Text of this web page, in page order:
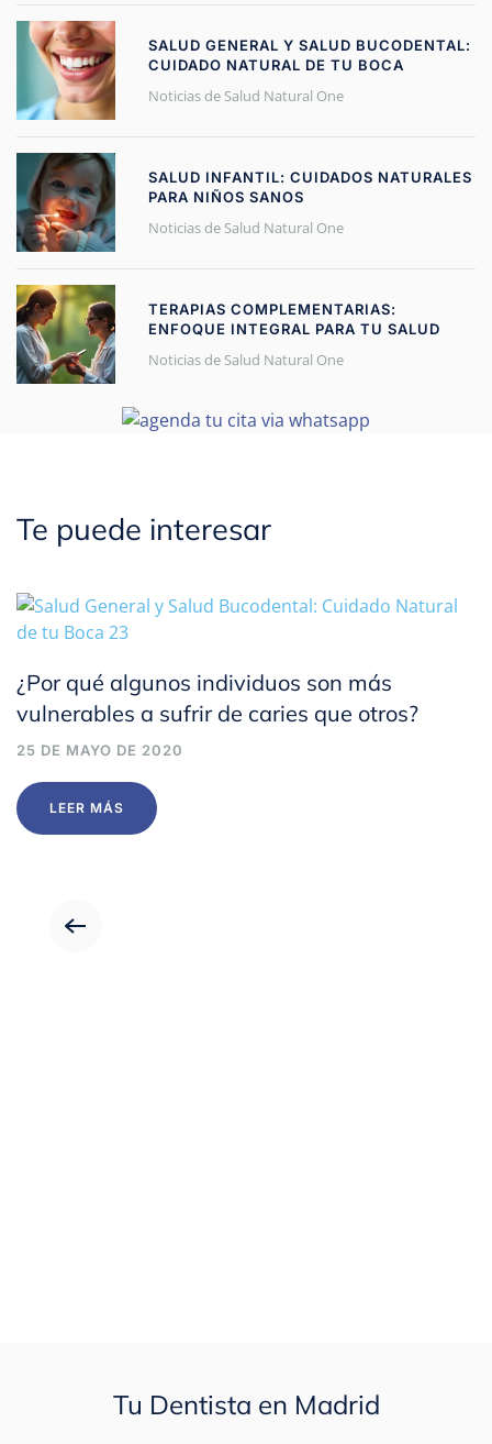
SALUD GENERAL Y SALUD BUCODENTAL:
CUIDADO NATURAL DE TU BOCA
Noticias de Salud Natural One
SALUD INFANTIL: CUIDADOS NATURALES
PARA NIÑOS SANOS
Noticias de Salud Natural One
TERAPIAS COMPLEMENTARIAS:
ENFOQUE INTEGRAL PARA TU SALUD
Noticias de Salud Natural One
Te puede interesar
¿Por qué algunos individuos son más
vulnerables a sufrir de caries que otros?
25 DE MAYO DE 2020
LEER MÁS
Tu Dentista en Madrid